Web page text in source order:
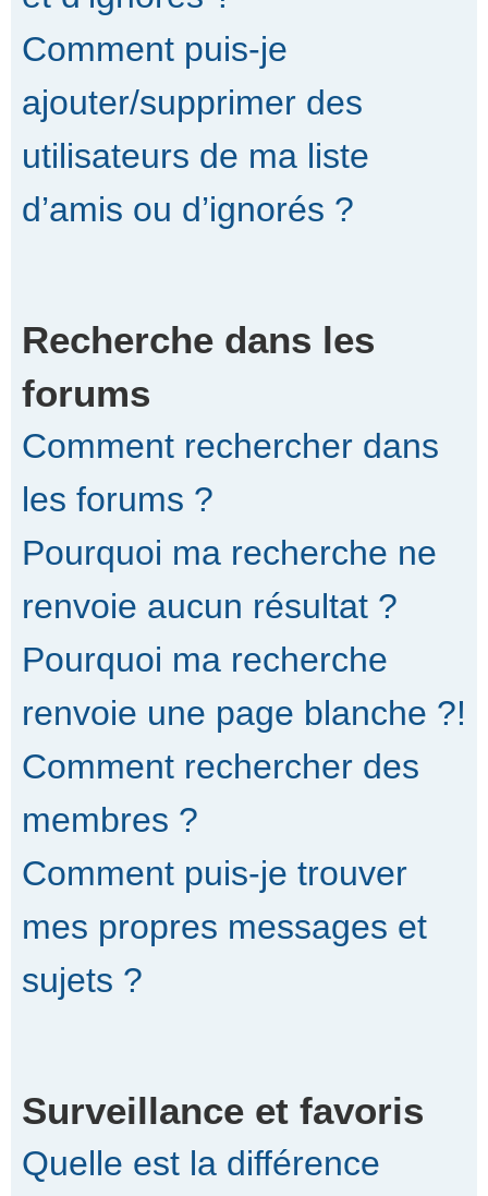
Comment puis-je
ajouter/supprimer des
utilisateurs de ma liste
d’amis ou d’ignorés ?
Recherche dans les
forums
Comment rechercher dans
les forums ?
Pourquoi ma recherche ne
renvoie aucun résultat ?
Pourquoi ma recherche
renvoie une page blanche ?!
Comment rechercher des
membres ?
Comment puis-je trouver
mes propres messages et
sujets ?
Surveillance et favoris
Quelle est la différence